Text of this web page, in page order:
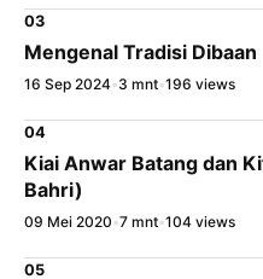
03
Mengenal Tradisi Dibaan
16 Sep 2024•3 mnt•196 views
04
Kiai Anwar Batang dan
Bahri)
09 Mei 2020 •7 mnt•104 views
05
WhatsApp
X / Twitter
Facebook
LinkedIn